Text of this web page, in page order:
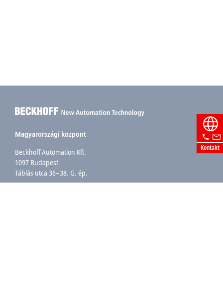
Kontakt
Magyarországi központ
Beckhoff Automation Kft.
1097 Budapest
Táblás utca 36–38. G. ép.